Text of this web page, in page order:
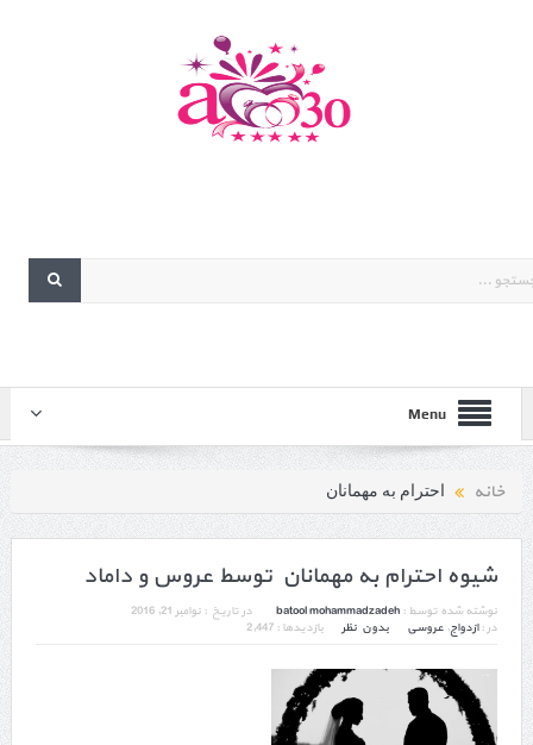
Menu
خانه احترام به مهمانان
شیوه احترام به مهمانان توسط عروس و داماد
نوشته شده توسط : batool mohammadzadeh در تاریخ : نوامبر 21, 2016
در :ازدواج, عروسی بدون نظر بازدیدها : 2,447